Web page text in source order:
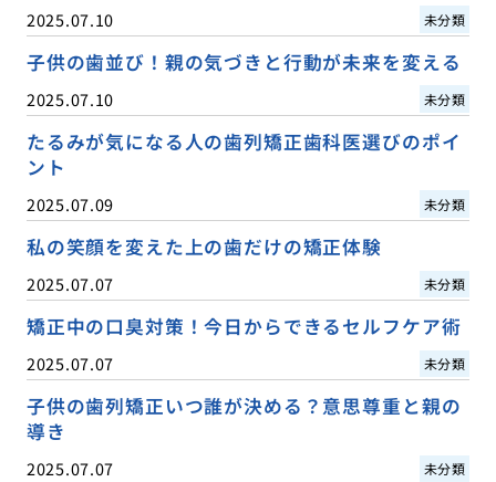
2025.07.10 未分類
子供の歯並び！親の気づきと行動が未来を変える
2025.07.10 未分類
たるみが気になる人の歯列矯正歯科医選びのポイ
ント
2025.07.09 未分類
私の笑顔を変えた上の歯だけの矯正体験
2025.07.07 未分類
矯正中の口臭対策！今日からできるセルフケア術
2025.07.07 未分類
子供の歯列矯正いつ誰が決める？意思尊重と親の
導き
2025.07.07 未分類